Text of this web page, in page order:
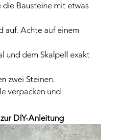
die Bausteine mit etwas
auf. Achte auf einem
und dem Skalpell exakt
zwei Steinen.
verpacken und
zur DIY-Anleitung